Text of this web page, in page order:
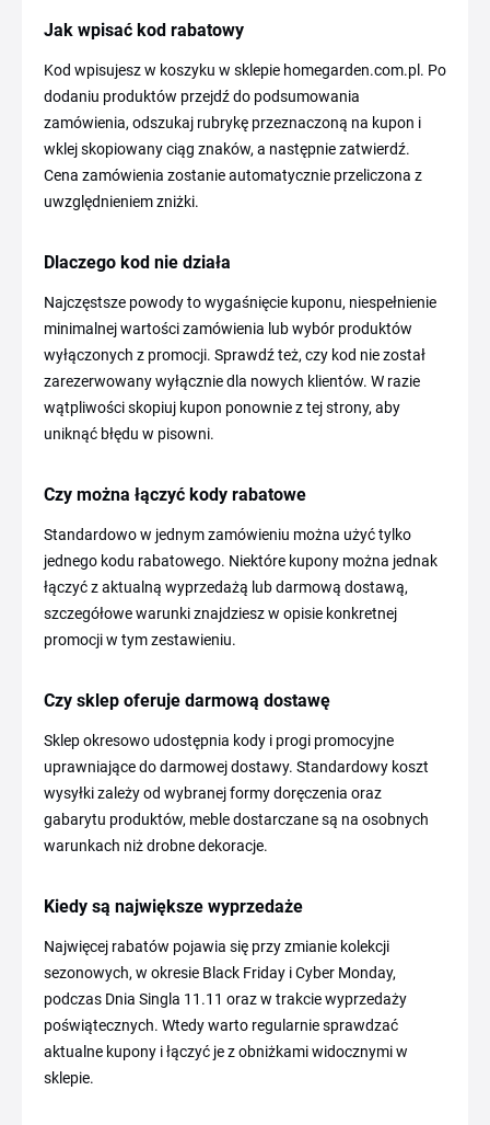
Jak wpisać kod rabatowy
Kod wpisujesz w koszyku w sklepie homegarden.com.pl. Po
dodaniu produktów przejdź do podsumowania
zamówienia, odszukaj rubrykę przeznaczoną na kupon i
wklej skopiowany ciąg znaków, a następnie zatwierdź.
Cena zamówienia zostanie automatycznie przeliczona z
uwzględnieniem zniżki.
Dlaczego kod nie działa
Najczęstsze powody to wygaśnięcie kuponu, niespełnienie
minimalnej wartości zamówienia lub wybór produktów
wyłączonych z promocji. Sprawdź też, czy kod nie został
zarezerwowany wyłącznie dla nowych klientów. W razie
wątpliwości skopiuj kupon ponownie z tej strony, aby
uniknąć błędu w pisowni.
Czy można łączyć kody rabatowe
Standardowo w jednym zamówieniu można użyć tylko
jednego kodu rabatowego. Niektóre kupony można jednak
łączyć z aktualną wyprzedażą lub darmową dostawą,
szczegółowe warunki znajdziesz w opisie konkretnej
promocji w tym zestawieniu.
Czy sklep oferuje darmową dostawę
Sklep okresowo udostępnia kody i progi promocyjne
uprawniające do darmowej dostawy. Standardowy koszt
wysyłki zależy od wybranej formy doręczenia oraz
gabarytu produktów, meble dostarczane są na osobnych
warunkach niż drobne dekoracje.
Kiedy są największe wyprzedaże
Najwięcej rabatów pojawia się przy zmianie kolekcji
sezonowych, w okresie Black Friday i Cyber Monday,
podczas Dnia Singla 11.11 oraz w trakcie wyprzedaży
poświątecznych. Wtedy warto regularnie sprawdzać
aktualne kupony i łączyć je z obniżkami widocznymi w
sklepie.